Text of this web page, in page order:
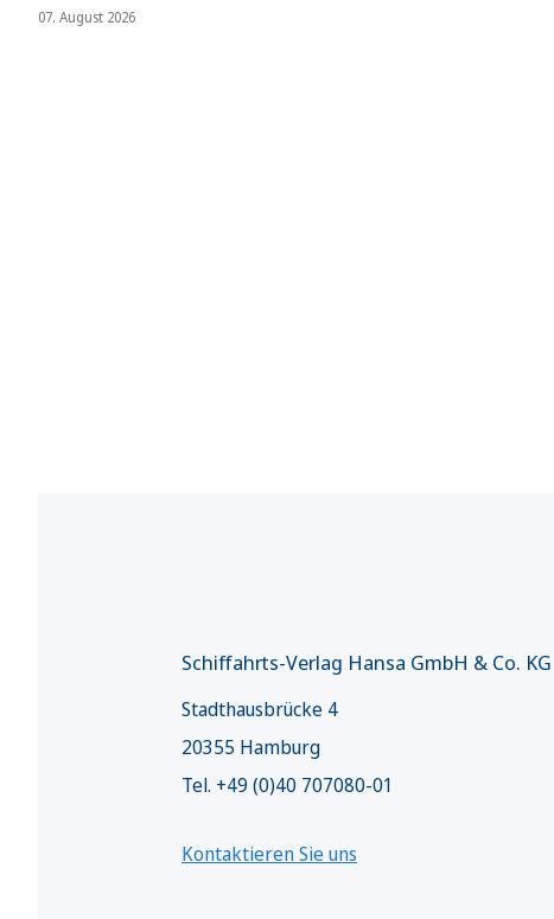
07. August 2026
Schiffahrts-Verlag Hansa GmbH & Co. KG
Stadthausbrücke 4
20355 Hamburg
Tel. +49 (0)40 707080-01
Kontaktieren Sie uns